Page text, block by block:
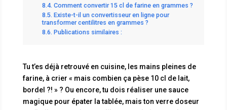
Comment convertir 15 cl de farine en grammes ?
Existe-t-il un convertisseur en ligne pour
transformer centilitres en grammes ?
Publications similaires :
Tu t’es déjà retrouvé en cuisine, les mains pleines de
farine, à crier « mais combien ça pèse 10 cl de lait,
bordel ?! » ? Ou encore, tu dois réaliser une sauce
magique pour épater la tablée, mais ton verre doseur